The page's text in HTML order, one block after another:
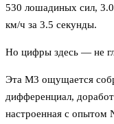
530 лошадиных сил,
км/ч за 3.5 секунды.
Но цифры здесь — не
Эта M3 ощущается
дифференциал,
настроенная с опытом